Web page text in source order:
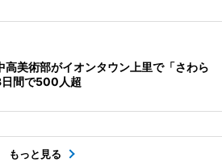
高美術部がイオンタウン上里で「さわら
間で500人超
もっと見る